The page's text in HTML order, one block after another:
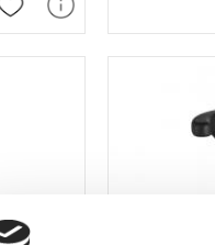
Lägg till i favoriter